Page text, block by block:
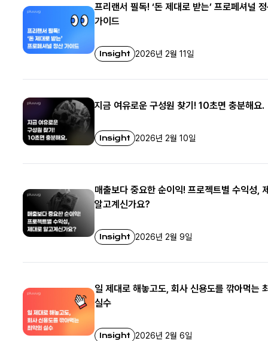
프리랜서 필독! ‘돈 제대로 받는’ 프로페셔널
가이드
Insight 2026년 2월 11일
지금 여유로운 구성원 찾기! 10초면 충분해요.
Insight 2026년 2월 10일
매출보다 중요한 순이익! 프로젝트별 수익성,
알고계신가요?
Insight 2026년 2월 9일
일 제대로 해놓고도, 회사 신용도를 깎아먹는
실수
Insight 2026년 2월 6일